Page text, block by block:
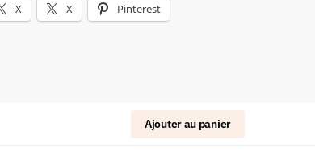
X X Pinterest
Ajouter au panier